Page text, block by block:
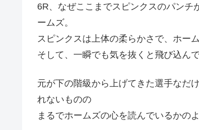
6R、なぜここまでスピンクスのパンチ
ームズ。
スピンクスは上体の柔らかさで、ホー
そして、一瞬でも気を抜くと飛び込ん
元が下の階級から上げてきた選手なだ
れないものの
まるでホームズの心を読んでいるかの